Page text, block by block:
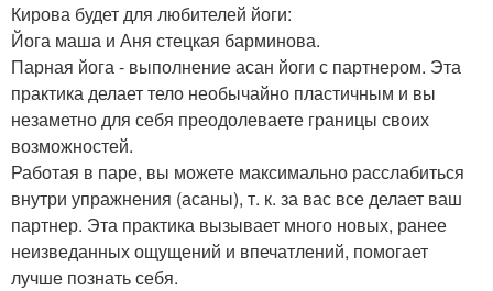
Кирова будет для любителей йоги:
Йога маша и Аня стецкая барминова.
Парная йога - выполнение асан йоги с партнером. Эта
практика делает тело необычайно пластичным и вы
незаметно для себя преодолеваете границы своих
возможностей.
Работая в паре, вы можете максимально расслабиться
внутри упражнения (асаны), т. к. за вас все делает ваш
партнер. Эта практика вызывает много новых, ранее
неизведанных ощущений и впечатлений, помогает
лучше познать себя.